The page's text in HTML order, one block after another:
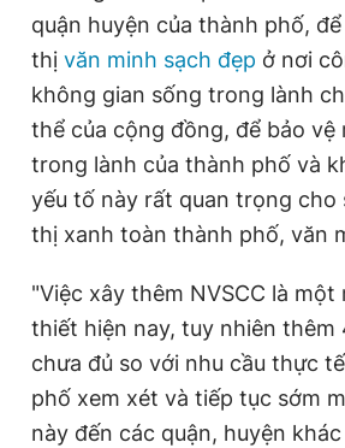
quận huyện của thành phố,
thị văn minh sạch đẹp ở nơi
không gian sống trong lành
thể của cộng đồng, để bảo vệ
trong lành của thành phố và
yếu tố này rất quan trọng cho
thị xanh toàn thành phố, văn
"Việc xây thêm NVSCC là một
thiết hiện nay, tuy nhiên thêm
chưa đủ so với nhu cầu thực
phố xem xét và tiếp tục sớm
này đến các quận, huyện